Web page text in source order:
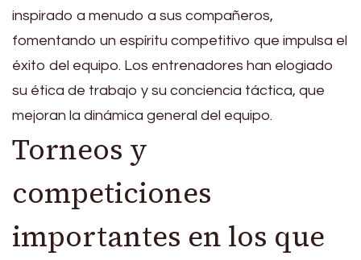
inspirado a menudo a sus compañeros,
fomentando un espíritu competitivo que impulsa el
éxito del equipo. Los entrenadores han elogiado
su ética de trabajo y su conciencia táctica, que
mejoran la dinámica general del equipo.
Torneos y
competiciones
importantes en los que